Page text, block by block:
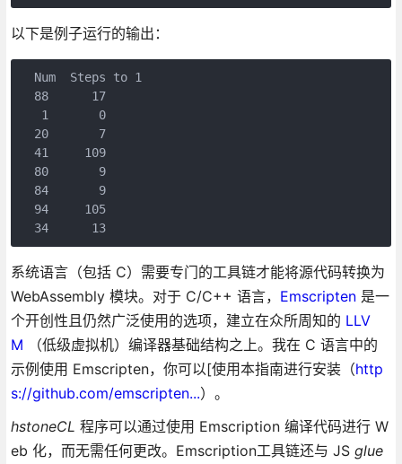
以下是例子运行的输出：
  Num  Steps to 1
  88      17
   1       0
  20       7
  41     109
  80       9
  84       9
  94     105
  34      13
系统语言（包括 C）需要专门的工具链才能将源代码转换为
WebAssembly 模块。对于 C/C++ 语言， Emscripten是一
个开创性且仍然广泛使用的选项，建立在众所周知的 LLV
M （低级虚拟机）编译器基础结构之上。我在 C 语言中的
示例使用 Emscripten，你可以[使用本指南进行安装（http
s://github.com/emscripten...）。
hstoneCL 程序可以通过使用 Emscription 编译代码进行 W
eb 化，而无需任何更改。Emscription工具链还与 JS glue